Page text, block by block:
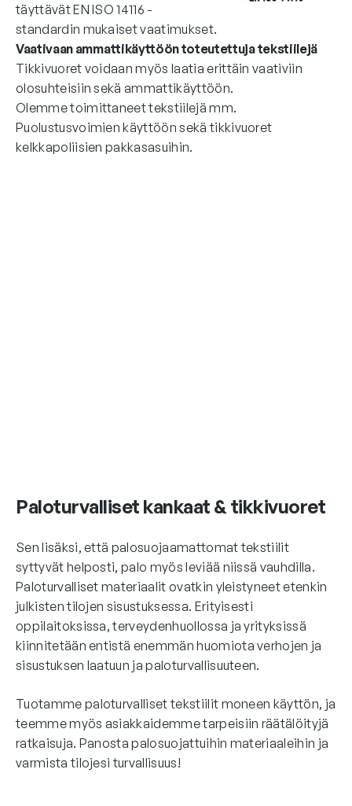
täyttävät EN ISO 14116 -
standardin mukaiset vaatimukset.
Vaativaan ammattikäyttöön toteutettuja tekstiilejä
Tikkivuoret voidaan myös laatia erittäin vaativiin
olosuhteisiin sekä ammattikäyttöön.
Olemme toimittaneet tekstiilejä mm.
Puolustusvoimien käyttöön sekä tikkivuoret
kelkkapoliisien pakkasasuihin.
Paloturvalliset kankaat & tikkivuoret
Sen lisäksi, että palosuojaamattomat tekstiilit
syttyvät helposti, palo myös leviää niissä vauhdilla.
Paloturvalliset materiaalit ovatkin yleistyneet etenkin
julkisten tilojen sisustuksessa. Erityisesti
oppilaitoksissa, terveydenhuollossa ja yrityksissä
kiinnitetään entistä enemmän huomiota verhojen ja
sisustuksen laatuun ja paloturvallisuuteen.
Tuotamme paloturvalliset tekstiilit moneen käyttön, ja
teemme myös asiakkaidemme tarpeisiin räätälöityjä
ratkaisuja. Panosta palosuojattuihin materiaaleihin ja
varmista tilojesi turvallisuus!